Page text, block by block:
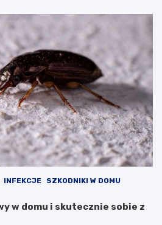
INFEKCJE
SZKODNIKI W DOMU
w domu i skutecznie sobie z